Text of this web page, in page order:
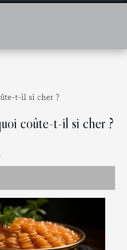
t-il si cher ?
coûte-t-il si cher ?